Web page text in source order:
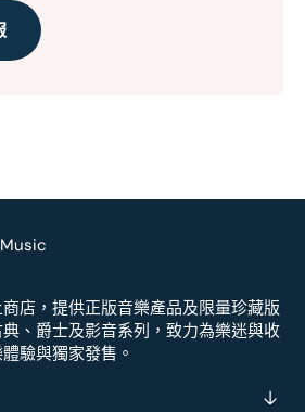
店，提供正版音樂產品及限量珍藏版
、爵士及影音系列，致力為樂迷與收
驗與獨家發售。